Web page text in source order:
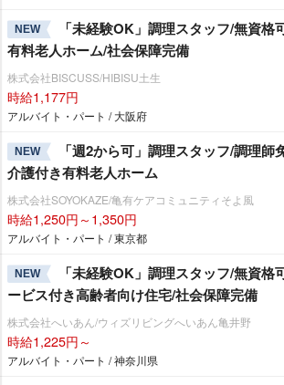
NEW
「未経験OK」調理スタッフ/無資格
有料老人ホーム/社会保障完備
株式会社BISCUSS/HIBISU土生
時給1,177円
アルバイト・パート / 大阪府
NEW
「週2から可」調理スタッフ/調理師
介護付き有料老人ホーム
株式会社SOYOKAZE/亀有ケアコミュニティそよ風
時給1,250円～1,350円
アルバイト・パート / 東京都
NEW
「未経験OK」調理スタッフ/無資格
ービス付き高齢者向け住宅/社会保障完備
株式会社へいあん/ウィズリビングへいあん亀井野
時給1,225円～
アルバイト・パート / 神奈川県